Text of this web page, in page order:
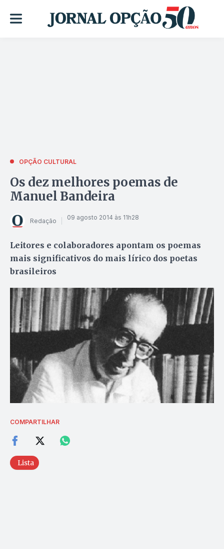
OPÇÃO CULTURAL
Os dez melhores poemas de
Manuel Bandeira
Redação 09 agosto 2014 às 11h28
Leitores e colaboradores apontam os poemas
mais significativos do mais lírico dos poetas
brasileiros
COMPARTILHAR
Lista